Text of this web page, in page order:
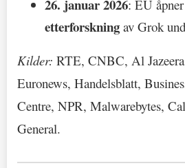
26. januar 2026: EU åpner
etterforskning av Grok
Kilder: RTE, CNBC, Al
Euronews, Handelsblatt,
Centre, NPR, Malwarebytes,
General.